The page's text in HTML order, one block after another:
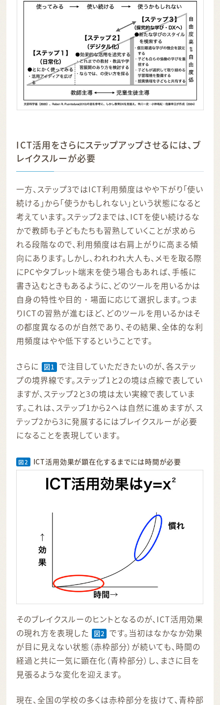
ICT活用をさらにステップアップさせるには、ブ
レイクスルーが必要
一方、ステップ3ではICT利用頻度はやや下がり「使い
続ける」から「使うかもしれない」という状態になると
考えています。ステップ2までは、ICTを使い続けるな
かで教師も子どもたちも習熟していくことが求めら
れる段階なので、利用頻度は右肩上がりに高まる傾
向にあります。しかし、われわれ大人も、メモを取る際
にPCやタブレット端末を使う場合もあれば、手帳に
書き込むときもあるように、どのツールを用いるかは
自身の特性や目的・場面に応じて選択します。つま
りICTの習熟が進むほど、どのツールを用いるかはそ
の都度異なるのが自然であり、その結果、全体的な利
用頻度はやや低下するということです。
さらに 図1 で注目していただきたいのが、各ステッ
プの境界線です。ステップ1と2の境は点線で表してい
ますが、ステップ2と3の境は太い実線で表していま
す。これは、ステップ1から2へは自然に進めますが、ス
テップ2から3に発展するにはブレイクスルーが必要
になることを表現しています。
図2 ICT活用効果が顕在化するまでには時間が必要
そのブレイクスルーのヒントとなるのが、ICT活用効果
の現れ方を表現した
図2 です。当初はなかなか効果
が目に見えない状態（赤枠部分）が続いても、時間の
経過と共に一気に顕在化（青枠部分）し、まさに目を
見張るような変化を迎えます。
現在、全国の学校の多くは赤枠部分を抜けて、青枠部